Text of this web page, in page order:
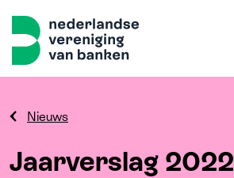
Nieuws
Jaarverslag